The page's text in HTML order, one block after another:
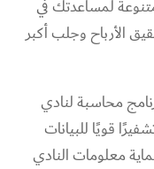
لمساعدتك في
الأرباح وجلب أكبر
محاسبة لنادي
قويًا للبيانات
معلومات النادي